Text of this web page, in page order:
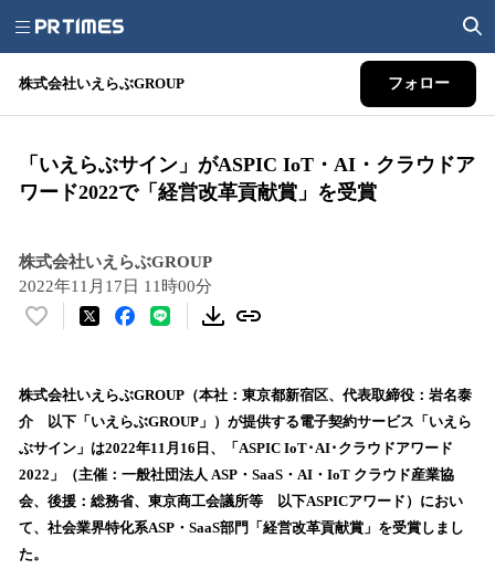
株式会社いえらぶGROUP フォロー
「いえらぶサイン」がASPIC IoT・AI・クラウドア
ワード2022で「経営改革貢献賞」を受賞
株式会社いえらぶGROUP
2022年11月17日 11時00分
い
！
数
を
読
込
み
中
株式会社いえらぶGROUP（本社：東京都新宿区、代表取締役：岩名泰
介 以下「いえらぶGROUP」）が提供する電子契約サービス「いえら
ぶサイン」は2022年11月16日、「ASPIC IoT･AI･クラウドアワード
2022」（主催：一般社団法人 ASP・SaaS・AI・IoT クラウド産業協
会、後援：総務省、東京商工会議所等 以下ASPICアワード）におい
て、社会業界特化系ASP・SaaS部門「経営改革貢献賞」を受賞しまし
た。